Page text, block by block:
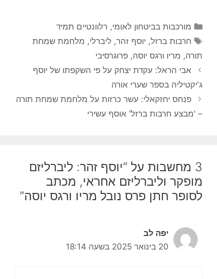
קטגוריות
מורכבות בביטחון לאומי, רלוונטיים תמיד
תגיות
חרבות ברזל, יוסף זהר, ליברלי, מלחמת שמחת
תורה, מריו ורגס יוסה, פרוגרסיבי
אבי הראל: עקדת יצחק על פי השקפתו של יוסף
ג'יקטיליה בספר שערי אורה
פנחס יחזקאלי: עשר כרזות על מלחמת שמחת תורה
– 'מבצע חרבות ברזל' אוסף עשירי
3 מחשבות על “יוסף זהר: ליברליזם
מופקר וליברליזם אחראי, מכתב
לסופר חתן פרס נובל מריו ורגס יוסה”
יפה לב
20 בינואר 2025 בשעה 18:14